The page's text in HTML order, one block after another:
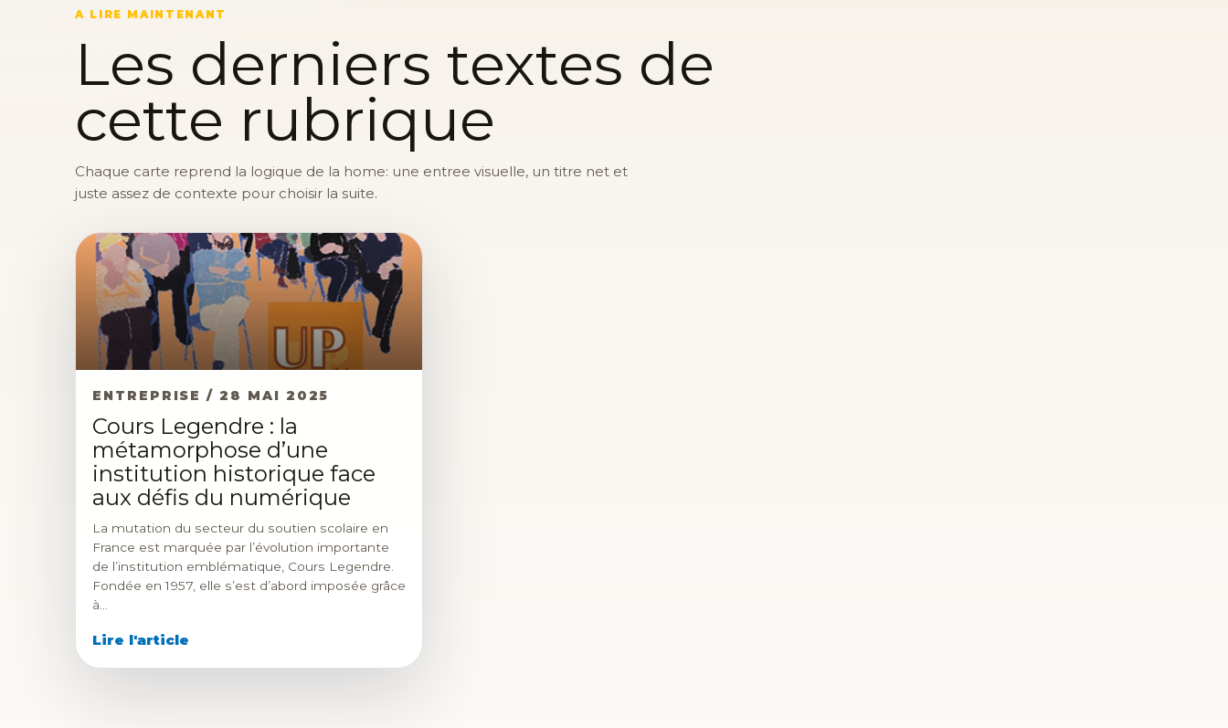
A LIRE MAINTENANT
Les derniers textes de
cette rubrique
Chaque carte reprend la logique de la home: une entree visuelle, un titre net et
juste assez de contexte pour choisir la suite.
ENTREPRISE / 28 MAI 2025
Cours Legendre : la
métamorphose d’une
institution historique face
aux défis du numérique
La mutation du secteur du soutien scolaire en
France est marquée par l’évolution importante
de l’institution emblématique, Cours Legendre.
Fondée en 1957, elle s’est d’abord imposée grâce
à…
Lire l'article